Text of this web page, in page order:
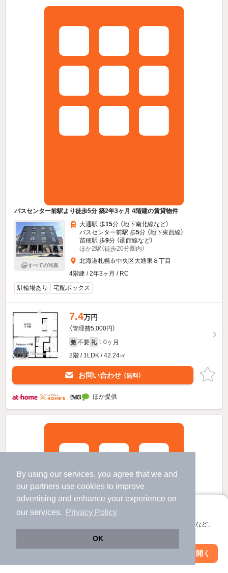
By using our services, you agree that we and
our partners use cookies to improve
advertising and enhance your experience on
our services.
Privacy Policy
OK
アプリに切り替えて、サクサクお部屋探し
会員登録なしですぐ使える。マップ検索やお気に入り保存など、
アプリを開く
バスセンター前駅より徒歩5分 築2年3ヶ月 4階建の賃貸物件
すべての写真
大通駅 歩15分 （地下南北線など）
バスセンター前駅 歩5分 （地下東西線）
苗穂駅 歩9分 （函館線など）
ほか2駅（徒歩20分圏内）
北海道札幌市中央区大通東８丁目
4階建 / 2年3ヶ月 / RC
駐輪場あり
宅配ボックス
7.4万円
（管理費5,000円）
敷 不要 礼 1.0ヶ月
2階 / 1LDK / 42.24㎡
お問い合わせ （無料）
ほか提供
絞り込み条件を変更